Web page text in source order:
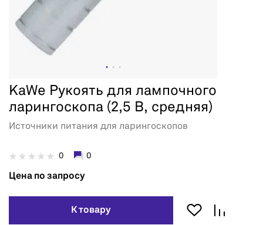
KaWe Рукоять для лампочного
ларингоскопа (2,5 В, средняя)
Источники питания для ларингоскопов
0 0
Цена по запросу
К товару